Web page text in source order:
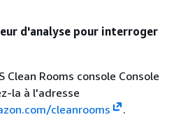
d'analyse pour interroger
Clean Rooms console Console
la à l'adresse
cleanrooms
.